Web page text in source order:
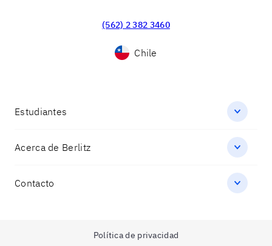
(562) 2 382 3460
Chile
Estudiantes
Acerca de Berlitz
Contacto
Política de privacidad